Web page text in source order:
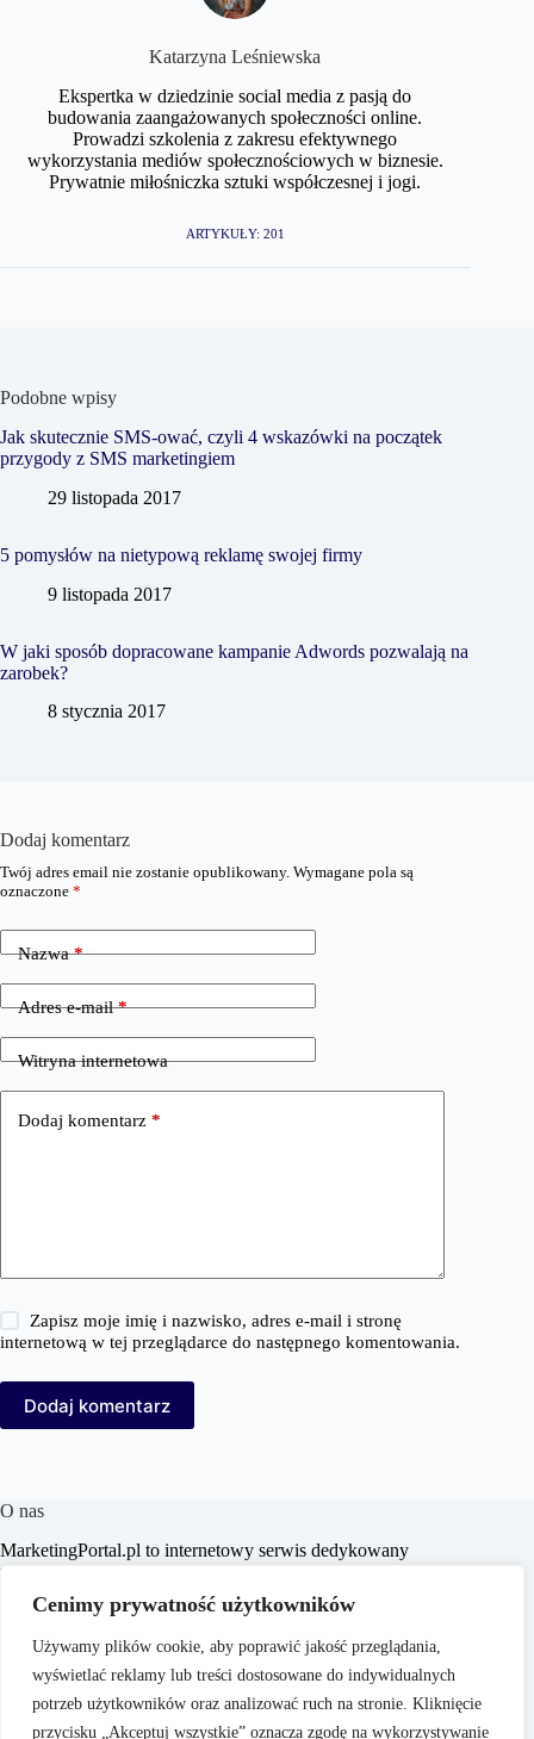
Cenimy prywatność użytkowników
Używamy plików cookie, aby poprawić jakość przeglądania,
wyświetlać reklamy lub treści dostosowane do indywidualnych
potrzeb użytkowników oraz analizować ruch na stronie. Kliknięcie
przycisku „Akceptuj wszystkie” oznacza zgodę na wykorzystywanie
Katarzyna Leśniewska
Ekspertka w dziedzinie social media z pasją do
budowania zaangażowanych społeczności online.
Prowadzi szkolenia z zakresu efektywnego
wykorzystania mediów społecznościowych w biznesie.
Prywatnie miłośniczka sztuki współczesnej i jogi.
ARTYKUŁY: 201
Podobne wpisy
Jak skutecznie SMS-ować, czyli 4 wskazówki na początek
przygody z SMS marketingiem
29 listopada 2017
5 pomysłów na nietypową reklamę swojej firmy
9 listopada 2017
W jaki sposób dopracowane kampanie Adwords pozwalają na
zarobek?
8 stycznia 2017
Dodaj komentarz
Twój adres email nie zostanie opublikowany. Wymagane pola są
oznaczone *
Nazwa*
Adres e-mail*
Witryna internetowa
Dodaj komentarz *
Zapisz moje imię i nazwisko, adres e-mail i stronę
internetową w tej przeglądarce do następnego komentowania.
Dodaj komentarz
O nas
MarketingPortal.pl to internetowy serwis dedykowany
profesjonalistom i entuzjastom branży marketingowej,
oferujący szeroki wachlarz informacji, analiz oraz
praktycznych porad z zakresu marketingu, biznesu, e-
commerce, SEO/SEM, content marketingu i mediów
społecznościowych. Portal ma na celu wspieranie czytelników
w poszerzaniu wiedzy i doskonaleniu umiejętności,
dostarczając aktualnych treści dostosowanych do dynamicznie
zmieniającego się rynku.